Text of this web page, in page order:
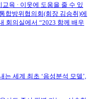
육 · 이웃에 도움을 줄 수 있
합방위협의회(회장 김승취)에
회의실에서 “2023 함께 배우
세계 최초 ‘음성분석 모델’,